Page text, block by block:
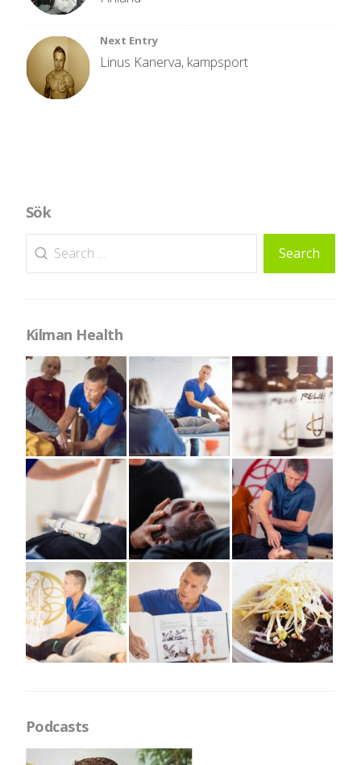
Next Entry
Linus Kanerva, kampsport
Sök
Search
Search
Kilman Health
Podcasts